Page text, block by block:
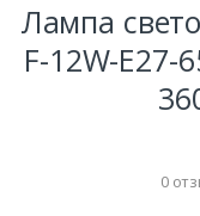
Лампа
F-12W-
0